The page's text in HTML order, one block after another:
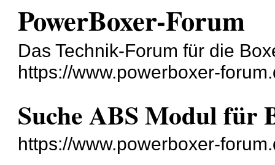
PowerBoxer-Forum
Das Technik-Forum für die
https://www.powerboxer-
Suche ABS Modul für
https://www.powerboxer-